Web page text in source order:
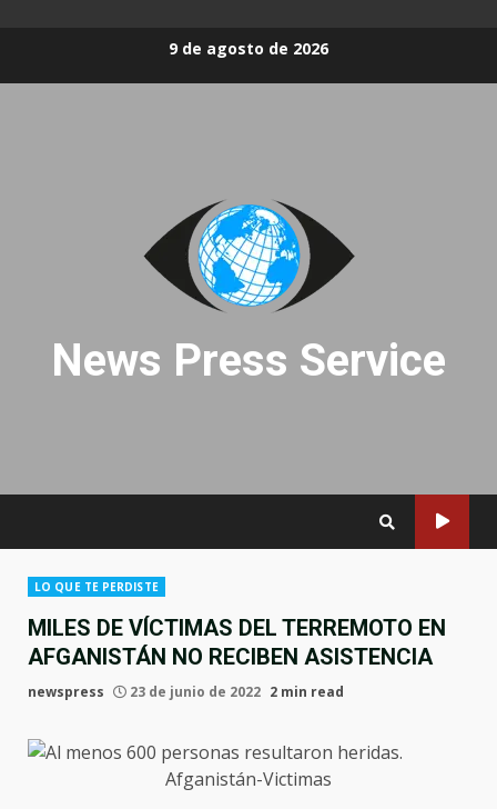
9 de agosto de 2026
News Press Service
LO QUE TE PERDISTE
MILES DE VÍCTIMAS DEL TERREMOTO EN
AFGANISTÁN NO RECIBEN ASISTENCIA
newspress 23 de junio de 2022 2 min read
Afganistán-Victimas